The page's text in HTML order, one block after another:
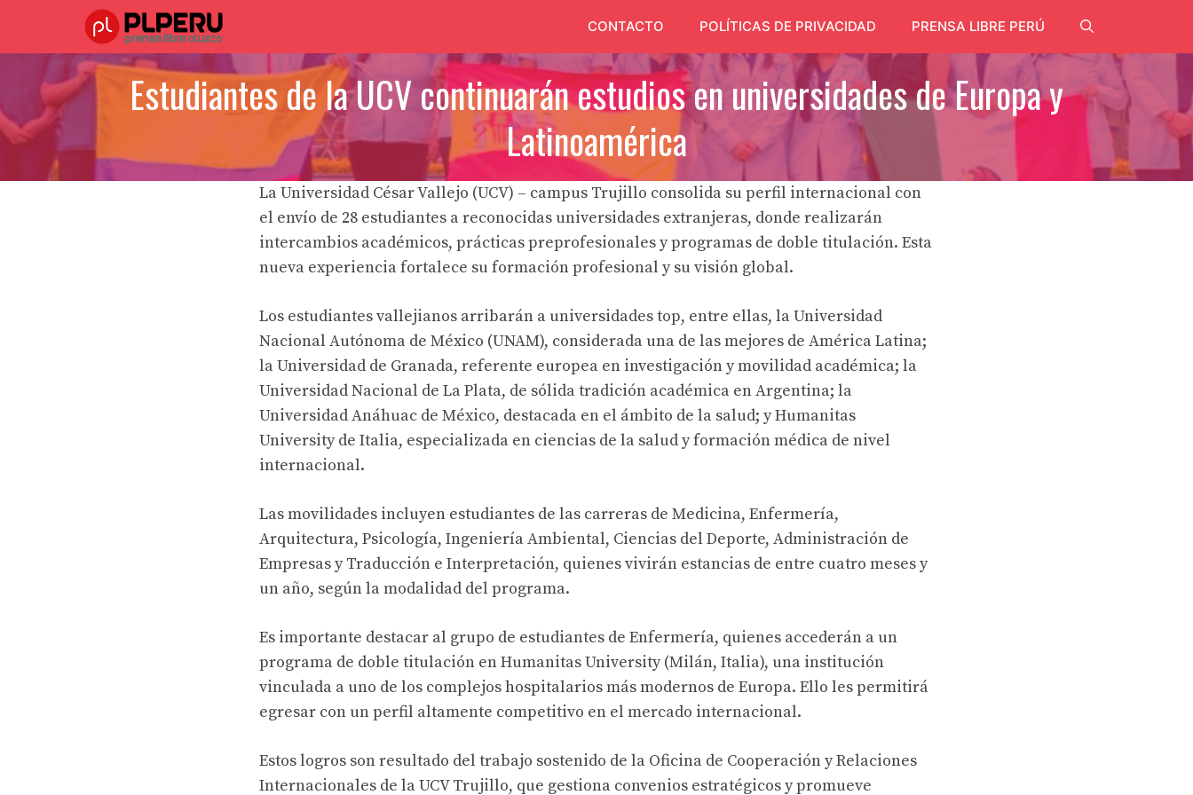
contenido
CONTACTO POLÍTICAS DE PRIVACIDAD PRENSA LIBRE PERÚ
Estudiantes de la UCV continuarán estudios en universidades de Europa y
Latinoamérica
La Universidad César Vallejo (UCV) – campus Trujillo consolida su perfil internacional con
el envío de 28 estudiantes a reconocidas universidades extranjeras, donde realizarán
intercambios académicos, prácticas preprofesionales y programas de doble titulación. Esta
nueva experiencia fortalece su formación profesional y su visión global.
Los estudiantes vallejianos arribarán a universidades top, entre ellas, la Universidad
Nacional Autónoma de México (UNAM), considerada una de las mejores de América Latina;
la Universidad de Granada, referente europea en investigación y movilidad académica; la
Universidad Nacional de La Plata, de sólida tradición académica en Argentina; la
Universidad Anáhuac de México, destacada en el ámbito de la salud; y Humanitas
University de Italia, especializada en ciencias de la salud y formación médica de nivel
internacional.
Las movilidades incluyen estudiantes de las carreras de Medicina, Enfermería,
Arquitectura, Psicología, Ingeniería Ambiental, Ciencias del Deporte, Administración de
Empresas y Traducción e Interpretación, quienes vivirán estancias de entre cuatro meses y
un año, según la modalidad del programa.
Es importante destacar al grupo de estudiantes de Enfermería, quienes accederán a un
programa de doble titulación en Humanitas University (Milán, Italia), una institución
vinculada a uno de los complejos hospitalarios más modernos de Europa. Ello les permitirá
egresar con un perfil altamente competitivo en el mercado internacional.
Estos logros son resultado del trabajo sostenido de la Oficina de Cooperación y Relaciones
Internacionales de la UCV Trujillo, que gestiona convenios estratégicos y promueve